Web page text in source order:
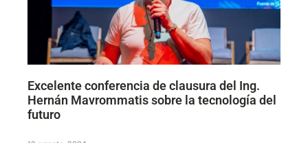
Excelente conferencia de clausura del Ing.
Hernán Mavrommatis sobre la tecnología del
futuro